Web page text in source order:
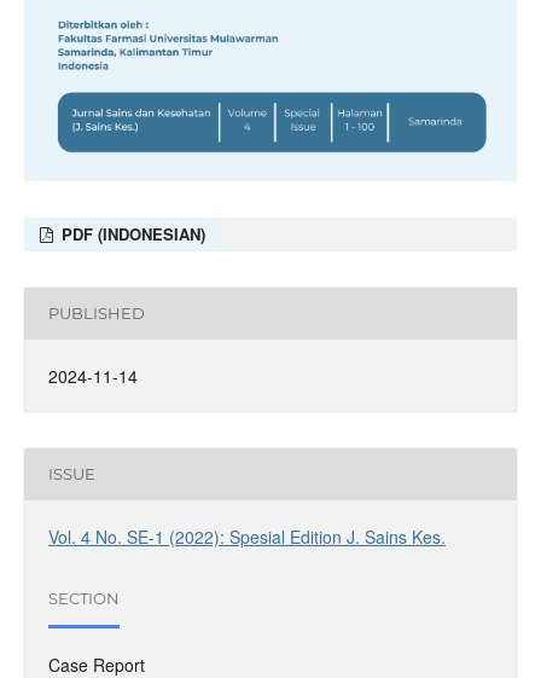
PDF (INDONESIAN)
PUBLISHED
2024-11-14
ISSUE
Vol. 4 No. SE-1 (2022): Spesial Edition J. Sains Kes.
SECTION
Case Report